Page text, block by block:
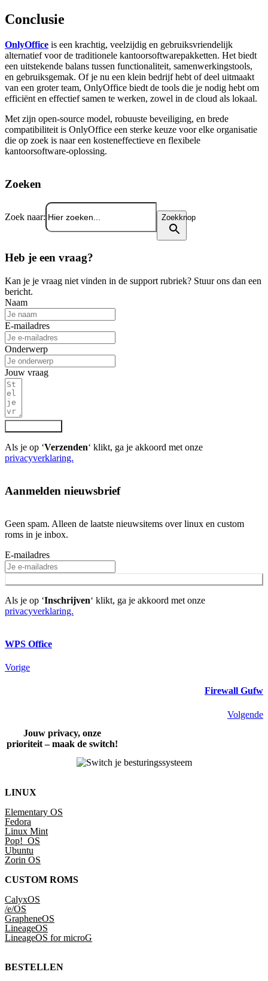
Conclusie
OnlyOffice is een krachtig, veelzijdig en gebruiksvriendelijk
alternatief voor de traditionele kantoorsoftwarepakketten. Het biedt
een uitstekende balans tussen functionaliteit, samenwerkingstools,
en gebruiksgemak. Of je nu een klein bedrijf hebt of deel uitmaakt
van een groter team, OnlyOffice biedt de tools die je nodig hebt om
efficiënt en effectief samen te werken, zowel in de cloud als lokaal.
Met zijn open-source model, robuuste beveiliging, en brede
compatibiliteit is OnlyOffice een sterke keuze voor elke organisatie
die op zoek is naar een kosteneffectieve en flexibele
kantoorsoftware-oplossing.
Zoeken
Zoek naar: Zoekknop
Heb je een vraag?
Kan je je vraag niet vinden in de support rubriek? Stuur ons dan een
bericht.
Naam
E-mailadres
Onderwerp
Jouw vraag
Als je op ‘Verzenden‘ klikt, ga je akkoord met onze
privacyverklaring.
Aanmelden nieuwsbrief
Geen spam. Alleen de laatste nieuwsitems over linux en custom
roms in je inbox.
E-mailadres
Als je op ‘Inschrijven‘ klikt, ga je akkoord met onze
privacyverklaring.
Vorige
WPS Office
Volgende
Firewall Gufw
Jouw privacy, onze
prioriteit – maak de switch!
LINUX
Elementary OS
Fedora
Linux Mint
Pop!_OS
Ubuntu
Zorin OS
CUSTOM ROMS
CalyxOS
/e/OS
GrapheneOS
LineageOS
LineageOS for microG
BESTELLEN